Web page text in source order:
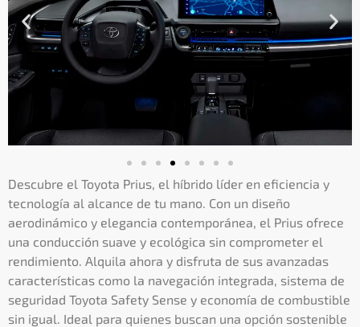
Descubre el Toyota Prius, el híbrido líder en eficiencia y
tecnología al alcance de tu mano. Con un diseño
aerodinámico y elegancia contemporánea, el Prius ofrece
una conducción suave y ecológica sin comprometer el
rendimiento. Alquila ahora y disfruta de sus avanzadas
características como la navegación integrada, sistema de
seguridad Toyota Safety Sense y economía de combustible
sin igual. Ideal para quienes buscan una opción sostenible